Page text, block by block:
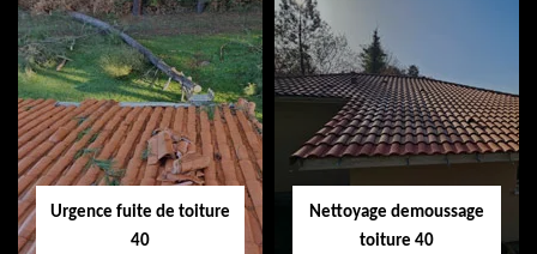
Couvreur 40
Ramonage de
cheminée 40
Urgence fuite de toiture
40
Nettoyage demoussage
toiture 40